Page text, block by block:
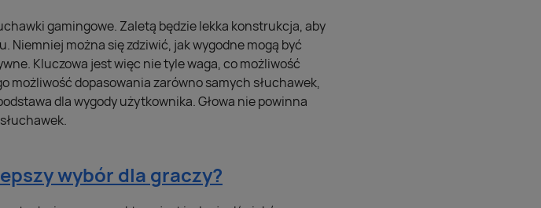
gamingowe. Zaletą będzie lekka konstrukcja, aby
Niemniej można się zdziwić, jak wygodne mogą być
Kluczowa jest więc nie tyle waga, co możliwość
możliwość dopasowania zarówno samych słuchawek,
dla wygody użytkownika. Głowa nie powinna
wybór dla graczy?